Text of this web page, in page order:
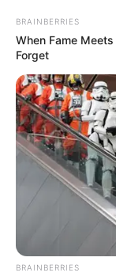
เศษ 5 ช่อซากุระ
ดวงความรัก แล
มั่นคงชั่วนิรันดร์
ความห่วงใยต่อ
ความเจริญมาสู่ค
ยิ่งถ้าได้ร่วมธุรกิ
ความสำเร็จ แ
มหาศาล ไม่ว่า
ดวงความรัก คุณ
BRAINBERRIES
When Fame
Forget
BRAINBERRIES